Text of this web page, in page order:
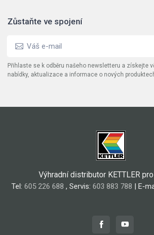
Zůstaňte ve spojení
Přihlaste se k odběru našeho newsletteru a získejte
nabídky, aktualizace a informace o nových
Výhradní distributor KETTLER pro
Tel: 605 226 688 , Servis: 603 883 788 | E-